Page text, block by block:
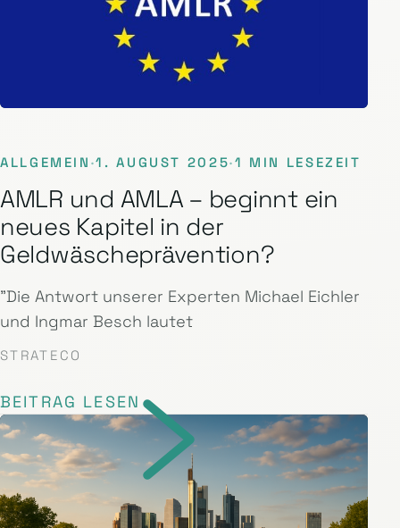
ALLGEMEIN ·1. AUGUST 2025·1 MIN LESEZEIT
AMLR und AMLA – beginnt ein
neues Kapitel in der
Geldwäscheprävention?
"Die Antwort unserer Experten Michael Eichler
und Ingmar Besch lautet
STRATECO
BEITRAG LESEN